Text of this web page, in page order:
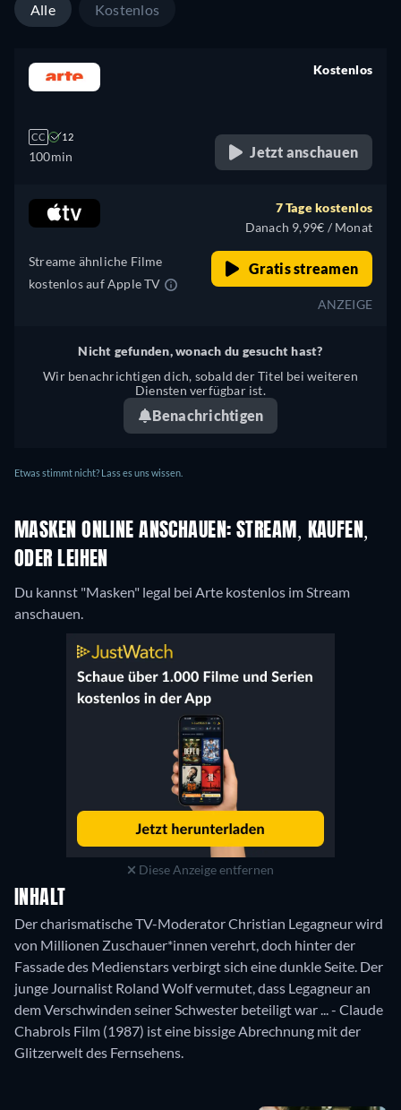
Alle Kostenlos
CC 12
100min
Kostenlos
Jetzt anschauen
Streame ähnliche Filme
kostenlos auf Apple TV
7 Tage kostenlos
Danach 9,99€ / Monat
Gratis streamen
ANZEIGE
Nicht gefunden, wonach du gesucht hast?
Wir benachrichtigen dich, sobald der Titel bei weiteren
Diensten verfügbar ist.
Benachrichtigen
Etwas stimmt nicht? Lass es uns wissen.
MASKEN ONLINE ANSCHAUEN: STREAM, KAUFEN,
ODER LEIHEN
Du kannst "Masken" legal bei Arte kostenlos im Stream
anschauen.
Diese Anzeige entfernen
INHALT
Der charismatische TV-Moderator Christian Legagneur wird
von Millionen Zuschauer*innen verehrt, doch hinter der
Fassade des Medienstars verbirgt sich eine dunkle Seite. Der
junge Journalist Roland Wolf vermutet, dass Legagneur an
dem Verschwinden seiner Schwester beteiligt war ... - Claude
Chabrols Film (1987) ist eine bissige Abrechnung mit der
Glitzerwelt des Fernsehens.